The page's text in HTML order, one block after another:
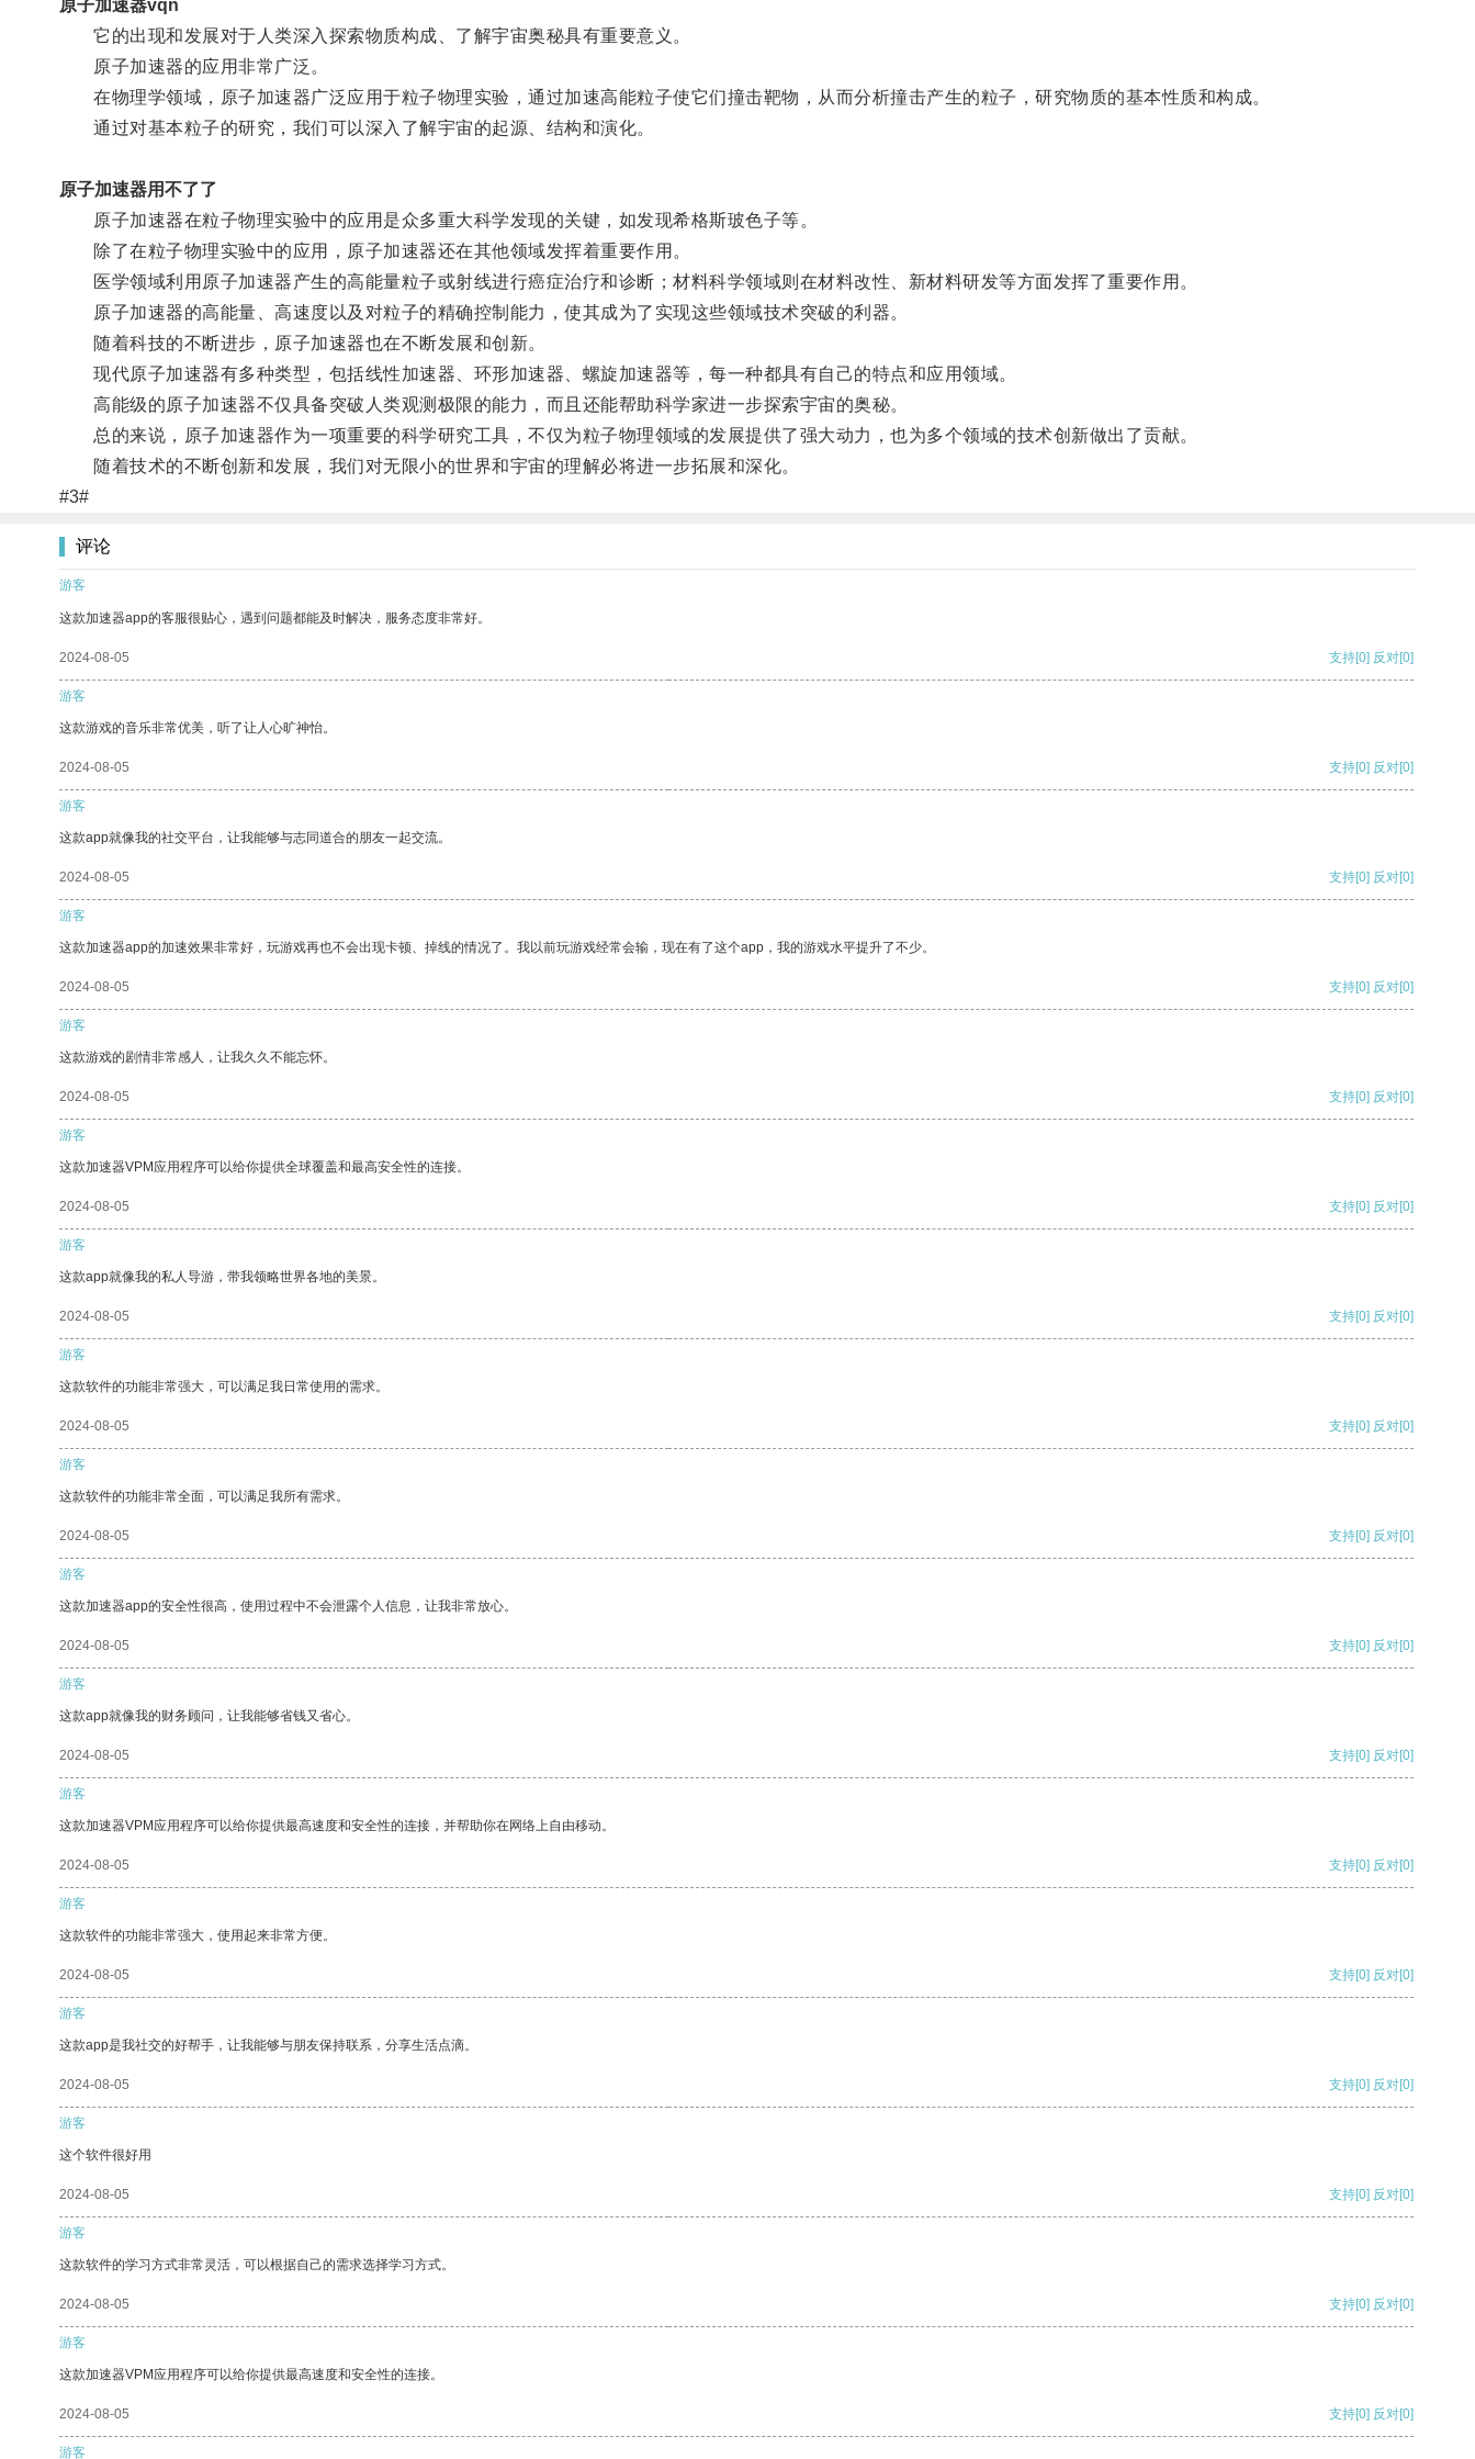
原子加速器vqn
它的出现和发展对于人类深入探索物质构成、了解宇宙奥秘具有重要意义。
原子加速器的应用非常广泛。
在物理学领域，原子加速器广泛应用于粒子物理实验，通过加速高能粒子使它们撞击靶物，从而分析撞击产生的粒子，研究物质的基本性质和构成。
通过对基本粒子的研究，我们可以深入了解宇宙的起源、结构和演化。
原子加速器用不了了
原子加速器在粒子物理实验中的应用是众多重大科学发现的关键，如发现希格斯玻色子等。
除了在粒子物理实验中的应用，原子加速器还在其他领域发挥着重要作用。
医学领域利用原子加速器产生的高能量粒子或射线进行癌症治疗和诊断；材料科学领域则在材料改性、新材料研发等方面发挥了重要作用。
原子加速器的高能量、高速度以及对粒子的精确控制能力，使其成为了实现这些领域技术突破的利器。
随着科技的不断进步，原子加速器也在不断发展和创新。
现代原子加速器有多种类型，包括线性加速器、环形加速器、螺旋加速器等，每一种都具有自己的特点和应用领域。
高能级的原子加速器不仅具备突破人类观测极限的能力，而且还能帮助科学家进一步探索宇宙的奥秘。
总的来说，原子加速器作为一项重要的科学研究工具，不仅为粒子物理领域的发展提供了强大动力，也为多个领域的技术创新做出了贡献。
随着技术的不断创新和发展，我们对无限小的世界和宇宙的理解必将进一步拓展和深化。
#3#
评论
游客
这款加速器app的客服很贴心，遇到问题都能及时解决，服务态度非常好。
2024-08-05 支持[0] 反对[0]
游客
这款游戏的音乐非常优美，听了让人心旷神怡。
2024-08-05 支持[0] 反对[0]
游客
这款app就像我的社交平台，让我能够与志同道合的朋友一起交流。
2024-08-05 支持[0] 反对[0]
游客
这款加速器app的加速效果非常好，玩游戏再也不会出现卡顿、掉线的情况了。我以前玩游戏经常会输，现在有了这个app，我的游戏水平提升了不少。
2024-08-05 支持[0] 反对[0]
游客
这款游戏的剧情非常感人，让我久久不能忘怀。
2024-08-05 支持[0] 反对[0]
游客
这款加速器VPM应用程序可以给你提供全球覆盖和最高安全性的连接。
2024-08-05 支持[0] 反对[0]
游客
这款app就像我的私人导游，带我领略世界各地的美景。
2024-08-05 支持[0] 反对[0]
游客
这款软件的功能非常强大，可以满足我日常使用的需求。
2024-08-05 支持[0] 反对[0]
游客
这款软件的功能非常全面，可以满足我所有需求。
2024-08-05 支持[0] 反对[0]
游客
这款加速器app的安全性很高，使用过程中不会泄露个人信息，让我非常放心。
2024-08-05 支持[0] 反对[0]
游客
这款app就像我的财务顾问，让我能够省钱又省心。
2024-08-05 支持[0] 反对[0]
游客
这款加速器VPM应用程序可以给你提供最高速度和安全性的连接，并帮助你在网络上自由移动。
2024-08-05 支持[0] 反对[0]
游客
这款软件的功能非常强大，使用起来非常方便。
2024-08-05 支持[0] 反对[0]
游客
这款app是我社交的好帮手，让我能够与朋友保持联系，分享生活点滴。
2024-08-05 支持[0] 反对[0]
游客
这个软件很好用
2024-08-05 支持[0] 反对[0]
游客
这款软件的学习方式非常灵活，可以根据自己的需求选择学习方式。
2024-08-05 支持[0] 反对[0]
游客
这款加速器VPM应用程序可以给你提供最高速度和安全性的连接。
2024-08-05 支持[0] 反对[0]
游客